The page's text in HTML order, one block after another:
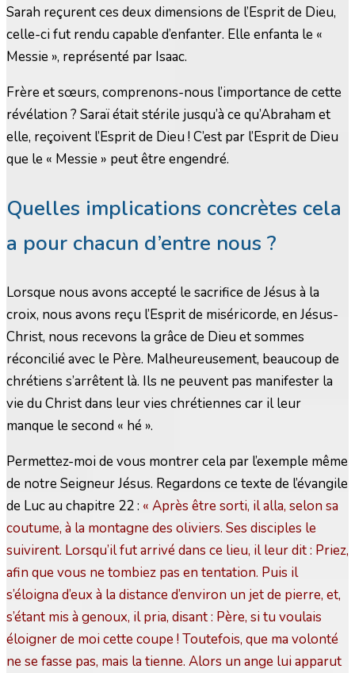
Sarah reçurent ces deux dimensions de l’Esprit de Dieu,
celle-ci fut rendu capable d’enfanter. Elle enfanta le «
Messie », représenté par Isaac.
Frère et sœurs, comprenons-nous l’importance de cette
révélation ? Saraï était stérile jusqu’à ce qu’Abraham et
elle, reçoivent l’Esprit de Dieu ! C’est par l’Esprit de Dieu
que le « Messie » peut être engendré.
Quelles implications concrètes cela
a pour chacun d’entre nous ?
Lorsque nous avons accepté le sacrifice de Jésus à la
croix, nous avons reçu l’Esprit de miséricorde, en Jésus-
Christ, nous recevons la grâce de Dieu et sommes
réconcilié avec le Père. Malheureusement, beaucoup de
chrétiens s’arrêtent là. Ils ne peuvent pas manifester la
vie du Christ dans leur vies chrétiennes car il leur
manque le second « hé ».
Permettez-moi de vous montrer cela par l’exemple même
de notre Seigneur Jésus. Regardons ce texte de l’évangile
de Luc au chapitre 22 : « Après être sorti, il alla, selon sa
coutume, à la montagne des oliviers. Ses disciples le
suivirent. Lorsqu’il fut arrivé dans ce lieu, il leur dit : Priez,
afin que vous ne tombiez pas en tentation. Puis il
s’éloigna d’eux à la distance d’environ un jet de pierre, et,
s’étant mis à genoux, il pria, disant : Père, si tu voulais
éloigner de moi cette coupe ! Toutefois, que ma volonté
ne se fasse pas, mais la tienne. Alors un ange lui apparut